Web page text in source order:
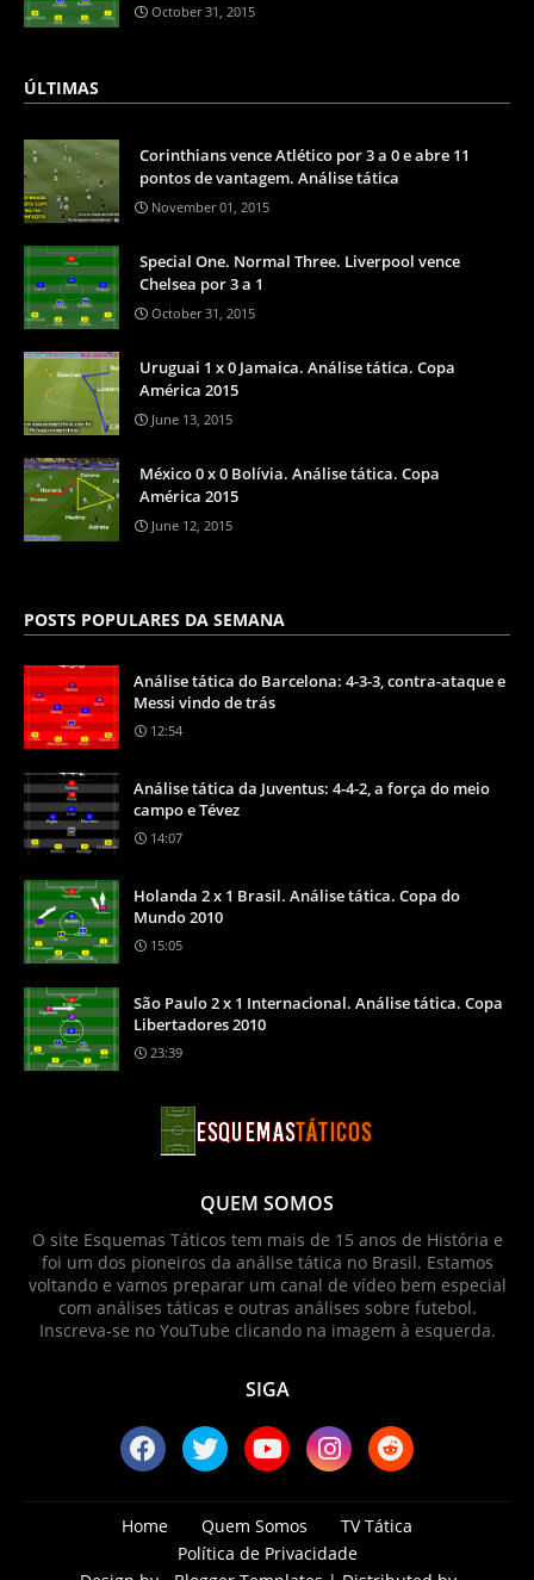
October 31, 2015
ÚLTIMAS
Corinthians vence Atlético por 3 a 0 e abre 11
pontos de vantagem. Análise tática
November 01, 2015
Special One. Normal Three. Liverpool vence
Chelsea por 3 a 1
October 31, 2015
Uruguai 1 x 0 Jamaica. Análise tática. Copa
América 2015
June 13, 2015
México 0 x 0 Bolívia. Análise tática. Copa
América 2015
June 12, 2015
POSTS POPULARES DA SEMANA
Análise tática do Barcelona: 4-3-3, contra-ataque e
Messi vindo de trás
12:54
Análise tática da Juventus: 4-4-2, a força do meio
campo e Tévez
14:07
Holanda 2 x 1 Brasil. Análise tática. Copa do
Mundo 2010
15:05
São Paulo 2 x 1 Internacional. Análise tática. Copa
Libertadores 2010
23:39
QUEM SOMOS
O site Esquemas Táticos tem mais de 15 anos de História e
foi um dos pioneiros da análise tática no Brasil. Estamos
voltando e vamos preparar um canal de vídeo bem especial
com análises táticas e outras análises sobre futebol.
Inscreva-se no YouTube clicando na imagem à esquerda.
SIGA
Home Quem Somos
TV Tática
Política de Privacidade